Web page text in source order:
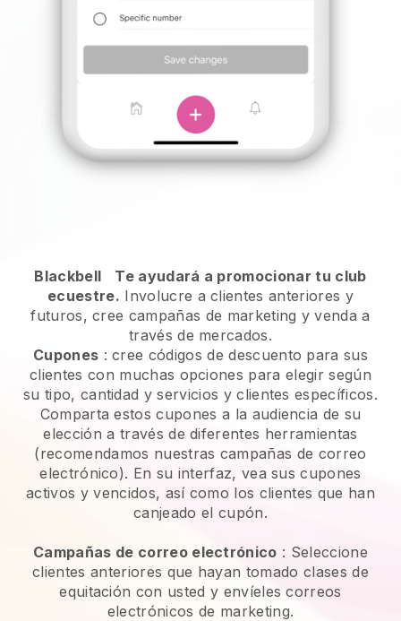
Blackbell
Te ayudará a promocionar tu club
ecuestre. Involucre a clientes anteriores y
futuros, cree campañas de marketing y venda a
través de mercados.
Cupones : cree códigos de descuento para sus
clientes con muchas opciones para elegir según
su tipo, cantidad y servicios y clientes específicos.
Comparta estos cupones a la audiencia de su
elección a través de diferentes herramientas
(recomendamos nuestras campañas de correo
electrónico). En su interfaz, vea sus cupones
activos y vencidos, así como los clientes que han
canjeado el cupón.
Campañas de correo electrónico : Seleccione
clientes anteriores que hayan tomado clases de
equitación con usted y envíeles correos
electrónicos de marketing.